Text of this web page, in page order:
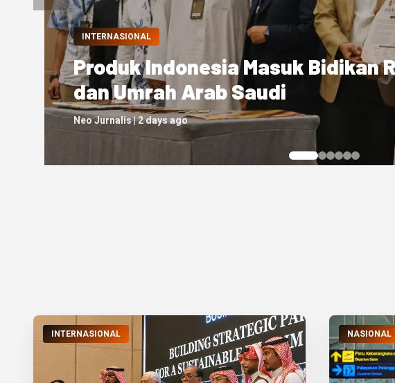
NASIONAL
Wisatawan Mancanegara ke
Juta pada Juni 2026, Malaysia
Neo Jurnalis | 4 days ago
INTERNASIONAL NASIONAL